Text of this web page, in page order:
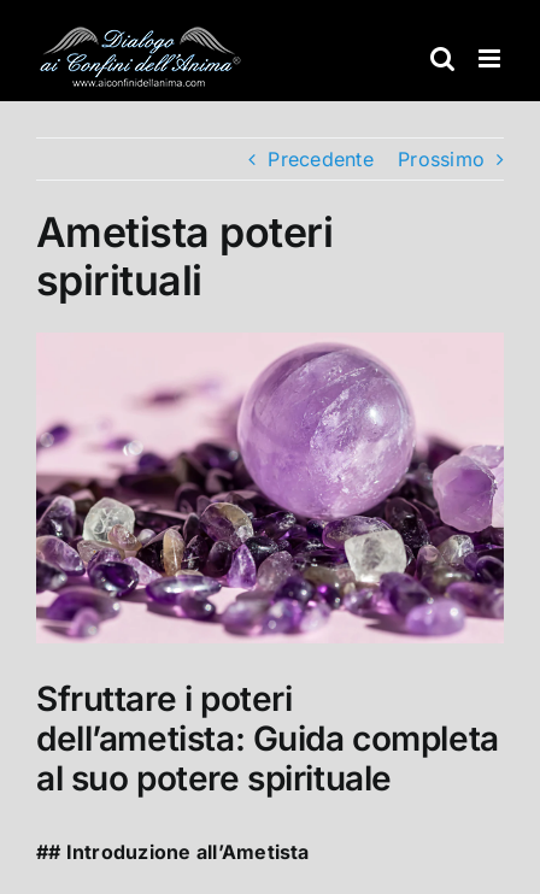
contenuto
Precedente Prossimo
Ametista poteri
spirituali
2
Sfruttare i poteri
dell’ametista: Guida completa
al suo potere spirituale
## Introduzione all’Ametista